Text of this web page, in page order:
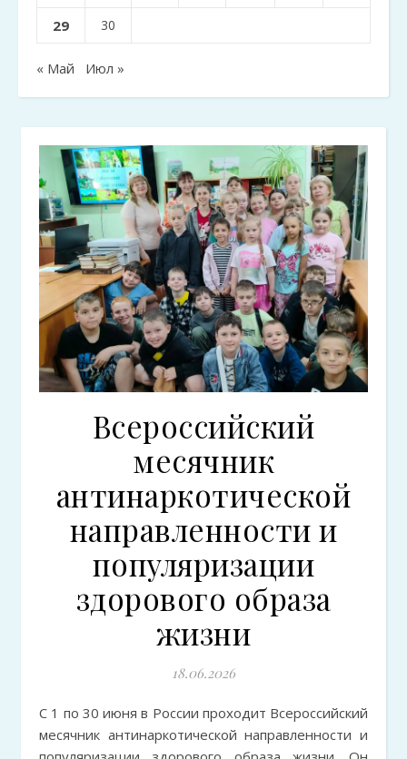
29 30
« Май Июл »
Всероссийский
месячник
антинаркотической
направленности и
популяризации
здорового образа
жизни
18.06.2026
С 1 по 30 июня в России проходит Всероссийский
месячник антинаркотической направленности и